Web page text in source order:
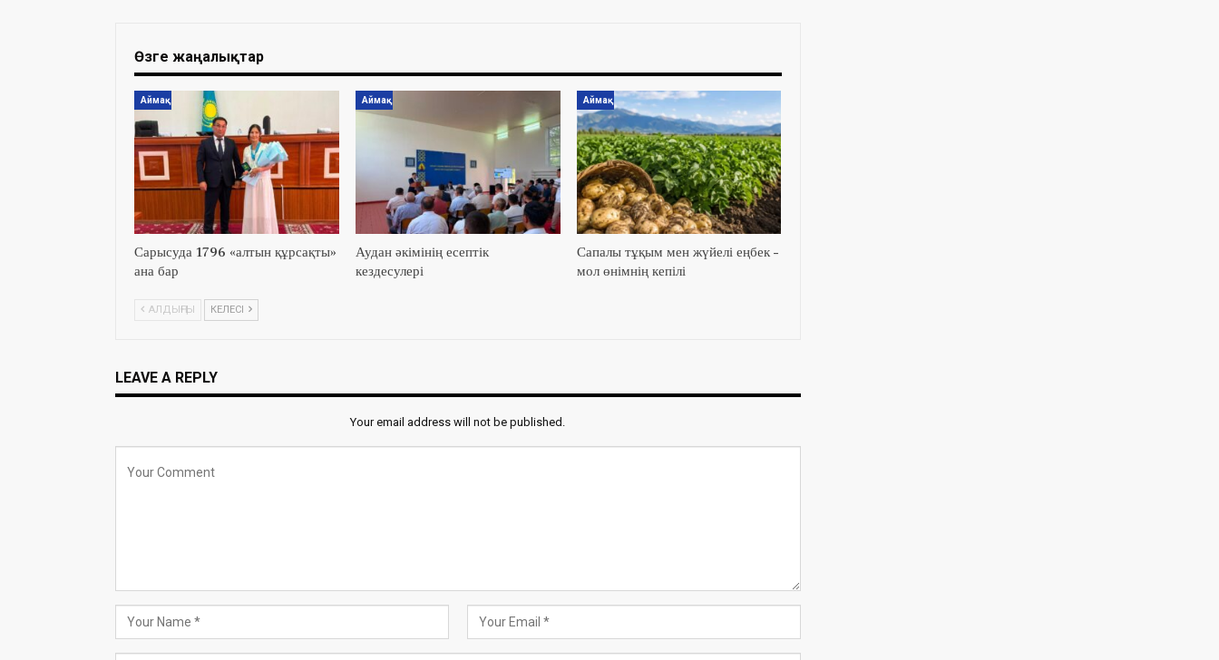
Өзге жаңалықтар
Аймақ
Сарысуда 1796 «алтын құрсақты»
ана бар
Аймақ
Аудан әкімінің есептік
кездесулері
Аймақ
Сапалы тұқым мен жүйелі еңбек –
мол өнімнің кепілі
АЛДЫҢҒЫ КЕЛЕСІ
LEAVE A REPLY
Your email address will not be published.